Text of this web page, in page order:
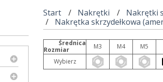
Start Nakrętki
Nakrętki
Nakrętka skrzydełkowa
Średnica
Rozmiar
M3 M4 M5
Wybierz